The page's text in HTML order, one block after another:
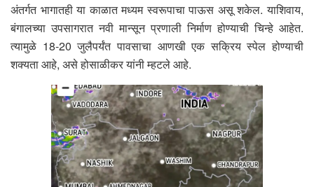
अंतर्गत भागातही या काळात मध्यम स्वरूपाचा पाऊस असू शकेल. याशिवाय,
बंगालच्या उपसागरात नवी मान्सून प्रणाली निर्माण होण्याची चिन्हे आहेत.
त्यामुळे 18-20 जुलैपर्यंत पावसाचा आणखी एक सक्रिय स्पेल होण्याची
शक्यता आहे, असे होसाळीकर यांनी म्हटले आहे.